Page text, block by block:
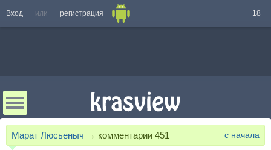
Вход или регистрация 18+
Марат Люсьеныч → комментарии 451 с начала